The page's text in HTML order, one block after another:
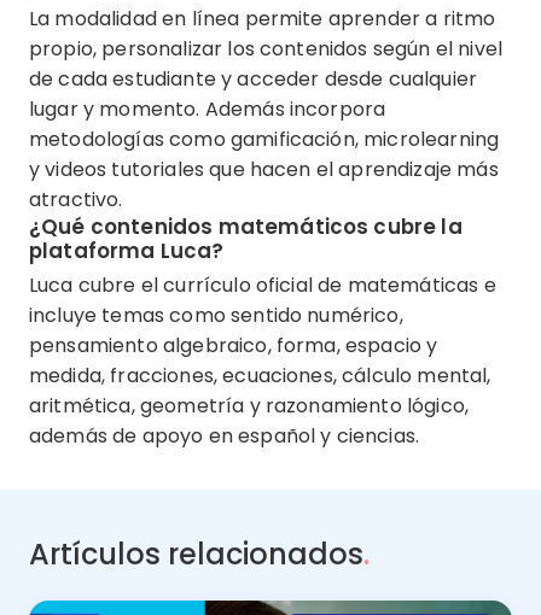
La modalidad en línea permite aprender a ritmo
propio, personalizar los contenidos según el nivel
de cada estudiante y acceder desde cualquier
lugar y momento. Además incorpora
metodologías como gamificación, microlearning
y videos tutoriales que hacen el aprendizaje más
atractivo.
¿Qué contenidos matemáticos cubre la
plataforma Luca?
Luca cubre el currículo oficial de matemáticas e
incluye temas como sentido numérico,
pensamiento algebraico, forma, espacio y
medida, fracciones, ecuaciones, cálculo mental,
aritmética, geometría y razonamiento lógico,
además de apoyo en español y ciencias.
Artículos relacionados.